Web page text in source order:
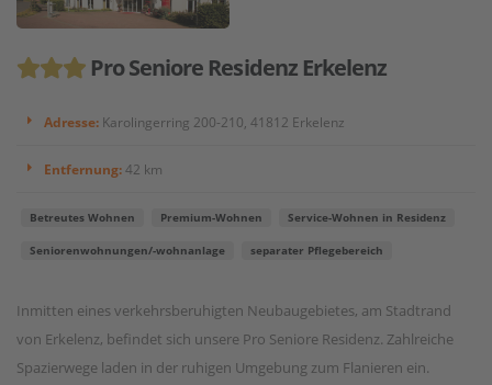
Pro Seniore Residenz Erkelenz
Adresse: Karolingerring 200-210, 41812 Erkelenz
Entfernung:42 km
Betreutes Wohnen Premium-Wohnen Service-Wohnen in Residenz
Seniorenwohnungen/-wohnanlage separater Pflegebereich
Inmitten eines verkehrsberuhigten Neubaugebietes, am Stadtrand
von Erkelenz, befindet sich unsere Pro Seniore Residenz. Zahlreiche
Spazierwege laden in der ruhigen Umgebung zum Flanieren ein.